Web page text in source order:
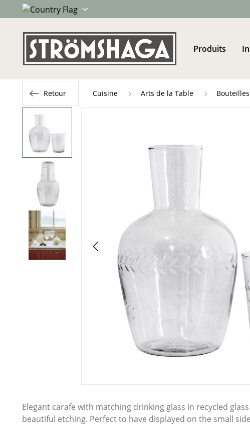
Produits
Retour Cuisine Arts de la Table
Elegant carafe with matching drinking glass in recycled
beautiful etching. Perfect to have displayed on the small